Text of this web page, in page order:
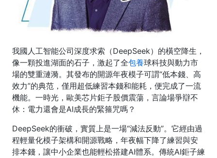
我國人工智能公司深度求索（DeepSeek）的橫空降生，
像一顆投進湖面的石子，激起了全包養球科技與動力市
場的雙重漣漪。其發布的開源年夜模子可謂“低本錢、高
效力”的典范，僅用超低練習本錢和能耗，便完成了一流
機能。一時光，歐美芯片鉅子股價震蕩，言論場爭辯不
休：電力還會是AI成長的緊箍咒嗎？
DeepSeek的衝破，實質上是一場“減法反動”。它經由過
程輕量化模子架構和開源戰略，年夜幅下降了練習與安
排本錢，讓中小企業也能輕松搭建AI體系。傳統AI鉅子練